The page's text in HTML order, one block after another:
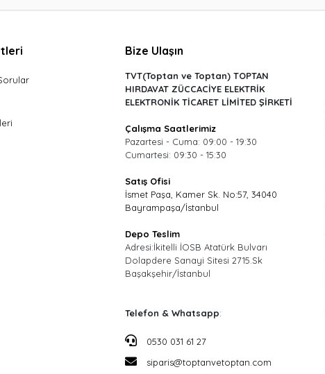
Bize Ulaşın
TVT(Toptan ve Toptan) TOPTAN
HIRDAVAT ZÜCCACİYE ELEKTRİK
ELEKTRONİK TİCARET LİMİTED ŞİRKETİ
Çalışma Saatlerimiz
Pazartesi - Cuma: 09:00 - 19:30
Cumartesi: 09:30 - 15:30
Satış Ofisi
İsmet Paşa, Kamer Sk. No:57, 34040
Bayrampaşa/İstanbul
Depo Teslim
Adresi:İkitelli İOSB Atatürk Bulvarı
Dolapdere Sanayi Sitesi 2715.Sk
Başakşehir/İstanbul
Telefon & Whatsapp:
0530 031 61 27
siparis@toptanvetoptan.com